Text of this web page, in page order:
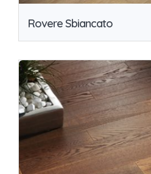
Rovere Sbiancato